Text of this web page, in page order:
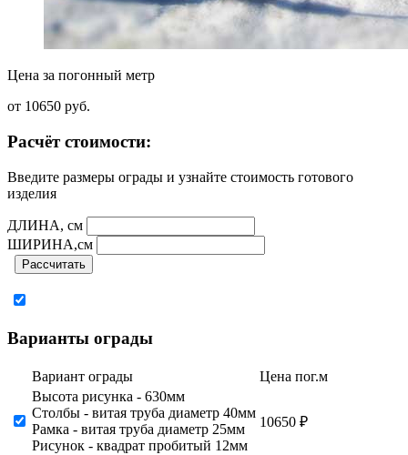
Цена за погонный метр
от 10650 руб.
Расчёт стоимости:
Введите размеры ограды и узнайте стоимость готового
изделия
ДЛИНА, см
ШИРИНА,см
Рассчитать
Варианты ограды
Вариант ограды
Цена пог.м
Высота рисунка - 630мм
Столбы - витая труба диаметр 40мм
Рамка - витая труба диаметр 25мм
Рисунок - квадрат пробитый 12мм
10650 ₽